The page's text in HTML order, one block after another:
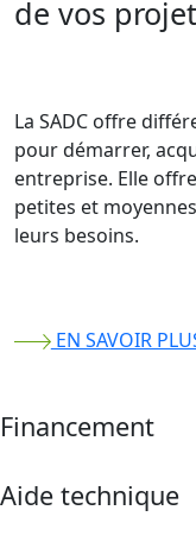
de vos
La SADC offre
pour démarrer,
entreprise. Elle
petites et
leurs besoins.
EN SAVOIR
Financement
Aide technique